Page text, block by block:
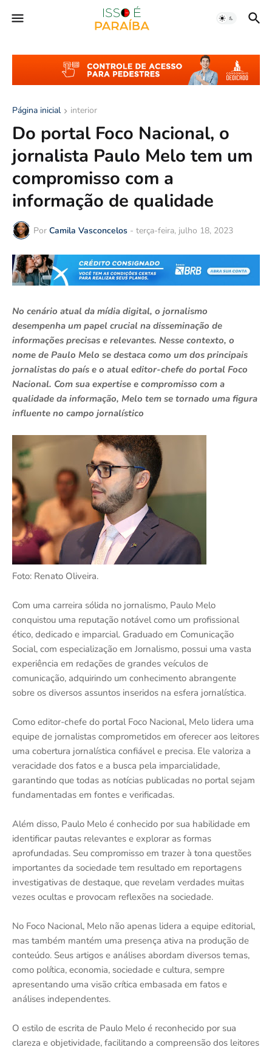
Página inicial interior
Do portal Foco Nacional, o
jornalista Paulo Melo tem um
compromisso com a
informação de qualidade
Por Camila Vasconcelos - terça-feira, julho 18, 2023
No cenário atual da mídia digital, o jornalismo
desempenha um papel crucial na disseminação de
informações precisas e relevantes. Nesse contexto, o
nome de Paulo Melo se destaca como um dos principais
jornalistas do país e o atual editor-chefe do portal Foco
Nacional. Com sua expertise e compromisso com a
qualidade da informação, Melo tem se tornado uma figura
influente no campo jornalístico
Foto: Renato Oliveira.
Com uma carreira sólida no jornalismo, Paulo Melo
conquistou uma reputação notável como um profissional
ético, dedicado e imparcial. Graduado em Comunicação
Social, com especialização em Jornalismo, possui uma vasta
experiência em redações de grandes veículos de
comunicação, adquirindo um conhecimento abrangente
sobre os diversos assuntos inseridos na esfera jornalística.
Como editor-chefe do portal Foco Nacional, Melo lidera uma
equipe de jornalistas comprometidos em oferecer aos leitores
uma cobertura jornalística confiável e precisa. Ele valoriza a
veracidade dos fatos e a busca pela imparcialidade,
garantindo que todas as notícias publicadas no portal sejam
fundamentadas em fontes e verificadas.
Além disso, Paulo Melo é conhecido por sua habilidade em
identificar pautas relevantes e explorar as formas
aprofundadas. Seu compromisso em trazer à tona questões
importantes da sociedade tem resultado em reportagens
investigativas de destaque, que revelam verdades muitas
vezes ocultas e provocam reflexões na sociedade.
No Foco Nacional, Melo não apenas lidera a equipe editorial,
mas também mantém uma presença ativa na produção de
conteúdo. Seus artigos e análises abordam diversos temas,
como política, economia, sociedade e cultura, sempre
apresentando uma visão crítica embasada em fatos e
análises independentes.
O estilo de escrita de Paulo Melo é reconhecido por sua
clareza e objetividade, facilitando a compreensão dos leitores